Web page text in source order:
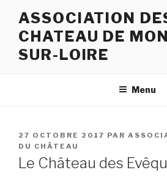
contenu
principal
ASSOCIATION
CHATEAU DE
SUR-LOIRE
Menu
PUBLIÉ
LE
27 OCTOBRE 2017 PAR
DU CHÂTEAU
Le Château des